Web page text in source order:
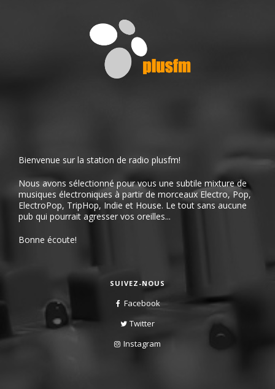
Bienvenue sur la station de radio plusfm!
Nous avons sélectionné pour vous une subtile mixture de
musiques électroniques à partir de morceaux Electro, Pop,
ElectroPop, TripHop, Indie et House. Le tout sans aucune
pub qui pourrait agresser vos oreilles...
Bonne écoute!
SUIVEZ-NOUS
Facebook
Twitter
Instagram